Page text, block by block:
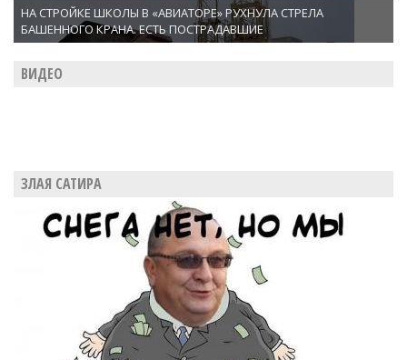
НА СТРОЙКЕ ШКОЛЫ В «АВИАТОРЕ» РУХНУЛА СТРЕЛА
БАШЕННОГО КРАНА. ЕСТЬ ПОСТРАДАВШИЕ
ВИДЕО
ЗЛАЯ САТИРА